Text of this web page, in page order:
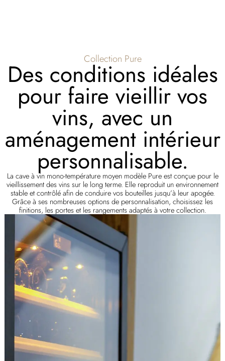
Collection Pure
Des conditions idéales
pour faire vieillir vos
vins, avec un
aménagement intérieur
personnalisable.
La cave à vin mono-température moyen modèle Pure est conçue pour le
vieillissement des vins sur le long terme. Elle reproduit un environnement
stable et contrôlé afin de conduire vos bouteilles jusqu’à leur apogée.
Grâce à ses nombreuses options de personnalisation, choisissez les
finitions, les portes et les rangements adaptés à votre collection.